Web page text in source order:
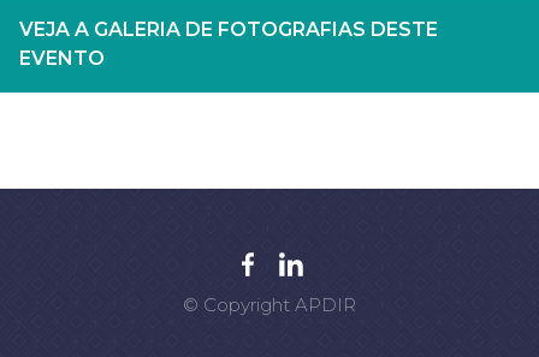
VEJA A GALERIA DE FOTOGRAFIAS DESTE
EVENTO
© Copyright APDIR